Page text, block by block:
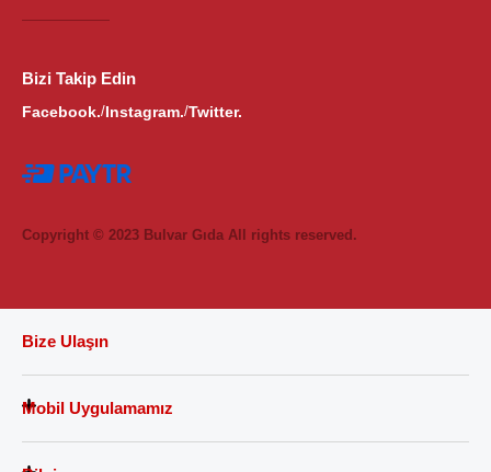
Bizi Takip Edin
Facebook./Instagram./Twitter.
Copyright © 2023 Bulvar Gıda All rights reserved.
Bize Ulaşın
Mobil Uygulamamız